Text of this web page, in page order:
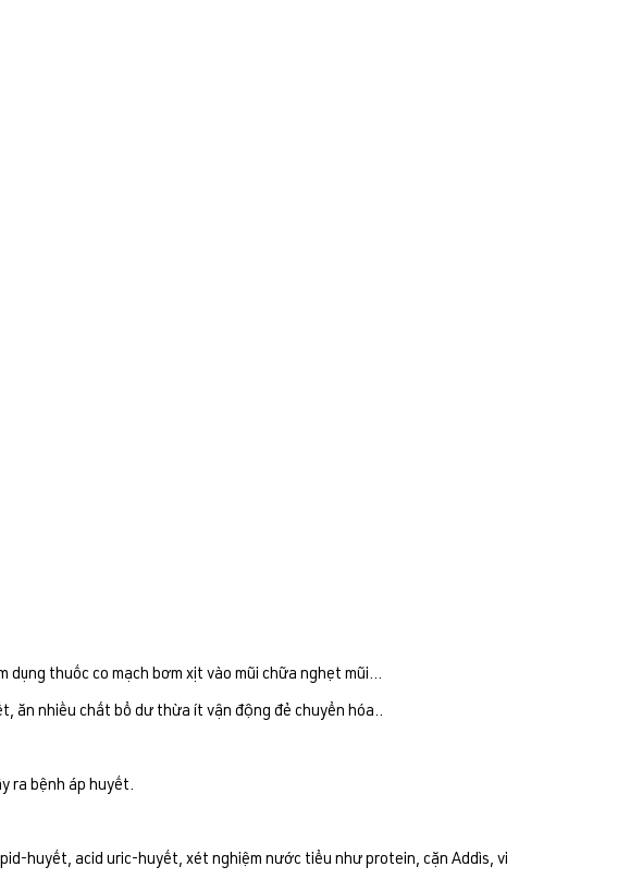
thuốc co mạch bơm xịt vào mũi chữa nghẹt mũi…
ăn nhiều chất bổ dư thừa ít vận động đẻ chuyển hóa..
ra bệnh áp huyết.
huyết, acid uric-huyết, xét nghiệm nước tiểu như protein, cặn Addìs, vi